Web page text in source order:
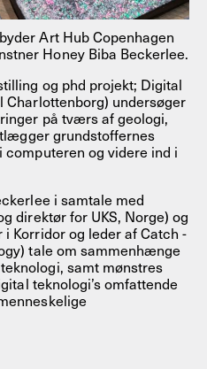
Art Hub Copenhagen
Honey Biba Beckerlee.
og phd projekt; Digital
Charlottenborg) undersøger
på tværs af geologi,
grundstoffernes
og videre ind i
i samtale med
direktør for UKS, Norge) og
Korridor og leder af Catch -
tale om sammenhænge
samt mønstres
teknologi’s omfattende